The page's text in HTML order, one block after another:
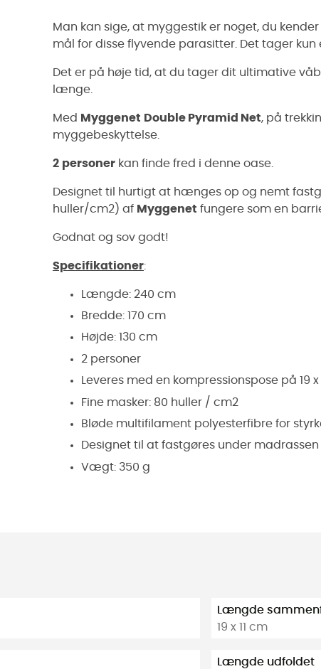
Man kan sige, at myggestik er noget, du
mål for disse flyvende parasitter. Det tager
Det er på høje tid, at du tager dit ultimative
længe.
Med Myggenet Double Pyramid Net, på
myggebeskyttelse.
2 personer kan finde fred i denne oase.
Designet til hurtigt at hænges op og nemt
huller/cm2) af Myggenet fungere som en
Godnat og sov godt!
Specifikationer:
Længde: 240 cm
Bredde: 170 cm
Højde: 130 cm
2 personer
Leveres med en kompressionspose på 19 x
Fine masker: 80 huller / cm2
Bløde multifilament polyesterfibre for
Designet til at fastgøres under madrassen
Vægt: 350 g
Længde
19 x 11 cm
Længde udfoldet